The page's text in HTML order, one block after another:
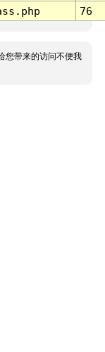
76
您带来的访问不便我